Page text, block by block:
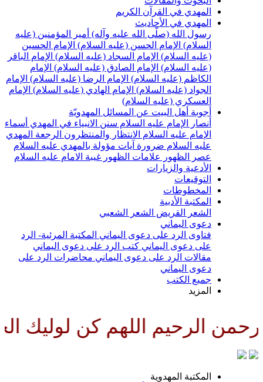
المهدي في القرآن الكريم
المهدي في الأحاديث
رسول الله (صلّى الله عليه وآله) أمير المؤمنين (عليه
السلام) الإمام الحسن (عليه السلام) الإمام الحسين
(عليه السلام) الإمام السجاد (عليه السلام) الإمام الباقر
(عليه السلام) الإمام الصادق (عليه السلام) الإمام
الكاظم (عليه السلام) الإمام الرضا (عليه السلام) الإمام
الجواد (عليه السلام) الإمام الهادي (عليه السلام) الإمام
العسكري (عليه السلام)
أجوبة أهل البيت عن المسائل المهدويّة
أنصار الإمام عليه السلام سنن الانبياء في المهدي أسماء
الإمام عليه السلام الانتظار والمنتظرون الرجعة المهدي
عليه السلام ضرورة آيات مؤولة بالمهدي عليه السلام
عصر الظهور
علامات الظهور غيبة الامام عليه السلام
الأدعية والزيارات
التوقيعات
المخطوطات
المكتبة الأدبية
الشعر القريض الشعر الشعبي
دعوى اليماني
فتاوى الرد على دعوى اليماني المكتبة المرئية- الرد
على دعوى اليماني كتب الرد على دعوى اليماني
مقالات الرد على دعوى اليماني محاضرات الرد على
دعوى اليماني
جميع الكتب
المزيد
الرحيم اللهم كن لوليك
المكتبة المهدوية